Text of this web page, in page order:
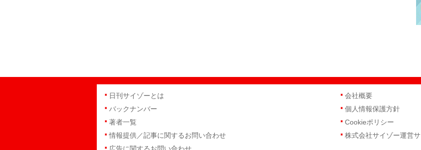
日刊サイゾーとは
バックナンバー
著者一覧
情報提供／記事に関するお問い合わせ
会社概要
個人情報保護方針
Cookieポリシー
株式会社サイゾー運営サ